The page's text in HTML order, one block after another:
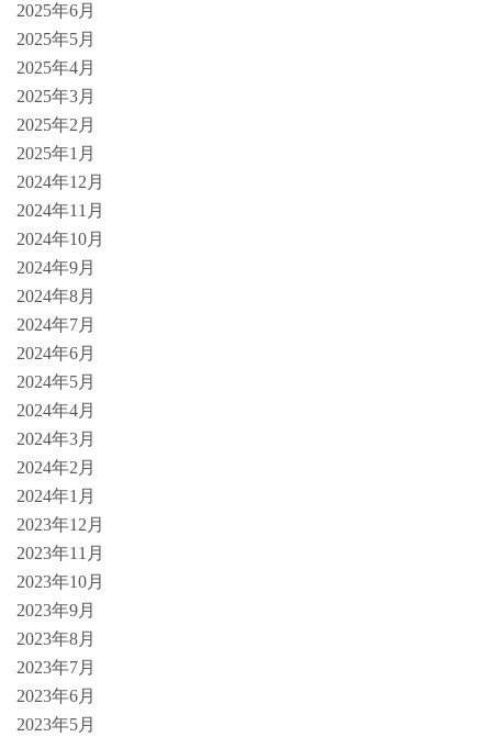
2025年6月
2025年5月
2025年4月
2025年3月
2025年2月
2025年1月
2024年12月
2024年11月
2024年10月
2024年9月
2024年8月
2024年7月
2024年6月
2024年5月
2024年4月
2024年3月
2024年2月
2024年1月
2023年12月
2023年11月
2023年10月
2023年9月
2023年8月
2023年7月
2023年6月
2023年5月